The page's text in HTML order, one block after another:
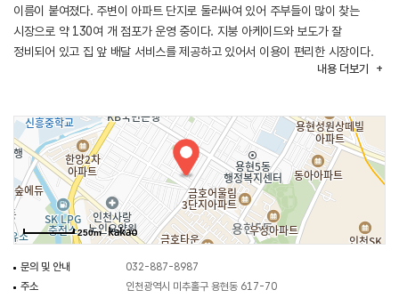
이름이 붙여졌다. 주변이 아파트 단지로 둘러싸여 있어 주부들이 많이 찾는
시장으로 약 130여 개 점포가 운영 중이다. 지붕 아케이드와 보도가 잘
정비되어 있고 집 앞 배달 서비스를 제공하고 있어서 이용이 편리한 시장이다.
간편하게 포장해 갈 수 있는 즉석 돈가스, 샐러드, 마카롱 등 테이크아웃
내용 더보기
250m
문의 및 안내
032-887-8987
주소
인천광역시 미추홀구 용현동 617-70